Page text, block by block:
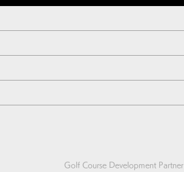
Golf Course Development Partner